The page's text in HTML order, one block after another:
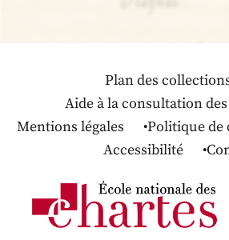
Plan des
Aide à la consultation
Mentions légales
Politique
Accessibilité